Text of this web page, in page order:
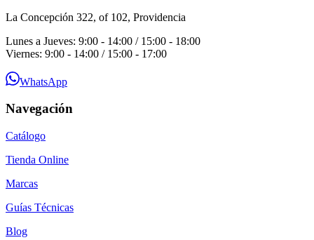
La Concepción 322, of 102, Providencia
Lunes a Jueves: 9:00 - 14:00 / 15:00 - 18:00
Viernes: 9:00 - 14:00 / 15:00 - 17:00
WhatsApp
Navegación
Catálogo
Tienda Online
Marcas
Guías Técnicas
Blog